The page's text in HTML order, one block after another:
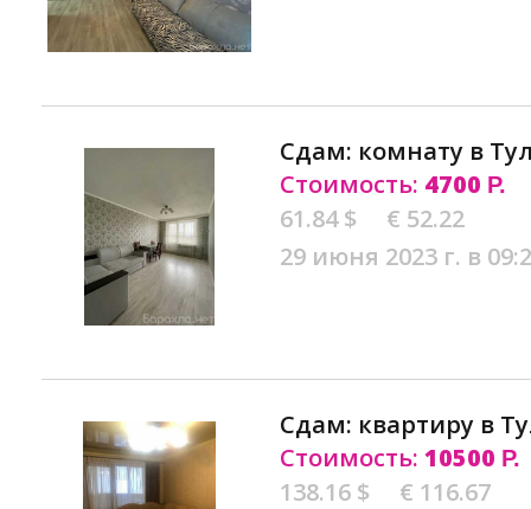
Сдам: комнату в
Стоимость: 4700 Р.
61.84 $
€ 52.22
29 июня 2023 г. в
Сдам: квартиру в
Стоимость: 10500 Р.
138.16 $
€ 116.67